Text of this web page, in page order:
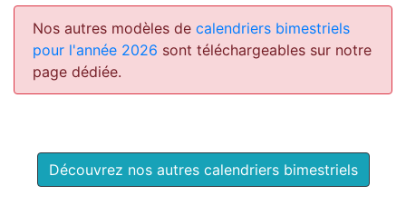
Nos autres modèles de calendriers bimestriels
pour l'année 2026 sont téléchargeables sur notre
page dédiée.
Découvrez nos autres calendriers bimestriels